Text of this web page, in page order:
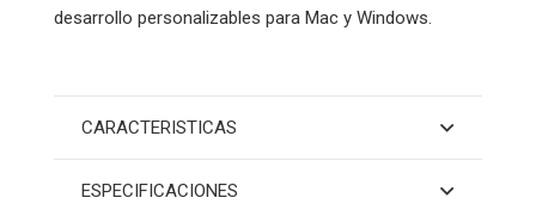
desarrollo personalizables para Mac y Windows.
CARACTERISTICAS
ESPECIFICACIONES